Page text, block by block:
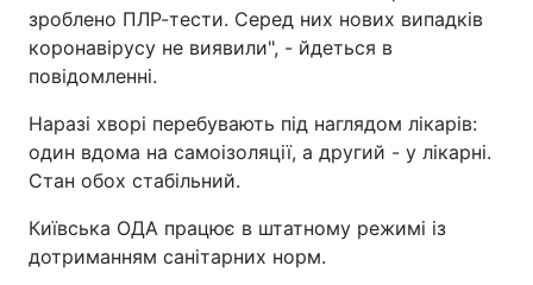
зроблено ПЛР-тести. Серед них нових випадків
коронавірусу не виявили", - йдеться в
повідомленні.
Наразі хворі перебувають під наглядом лікарів:
один вдома на самоізоляції, а другий - у лікарні.
Стан обох стабільний.
Київська ОДА працює в штатному режимі із
дотриманням санітарних норм.